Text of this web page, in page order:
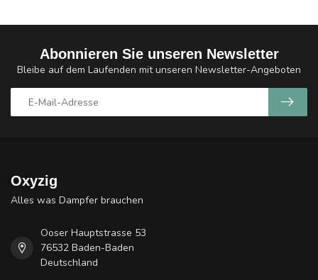
Abonnieren Sie unseren Newsletter
Bleibe auf dem Laufenden mit unseren Newsletter-Angeboten
Oxyzig
Alles was Dampfer brauchen
Ooser Hauptstrasse 53
76532 Baden-Baden
Deutschland